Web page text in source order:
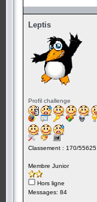
Leptis
Profil challenge
Classement : 170/55625
Membre Junior
Hors ligne
Messages: 84